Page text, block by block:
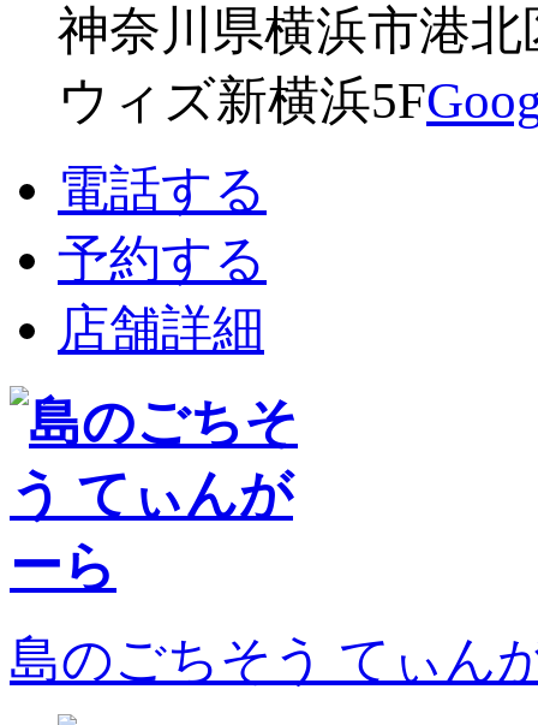
神奈川県横浜市港北
ウィズ新横浜5F
電話する
予約する
店舗詳細
島のごちそう てぃん